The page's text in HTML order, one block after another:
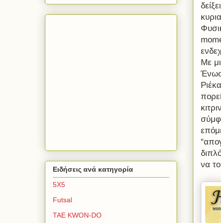
δείξε
Με
να
Ειδήσεις ανά κατηγορία
5Χ5
Futsal
TAE KWON-DO